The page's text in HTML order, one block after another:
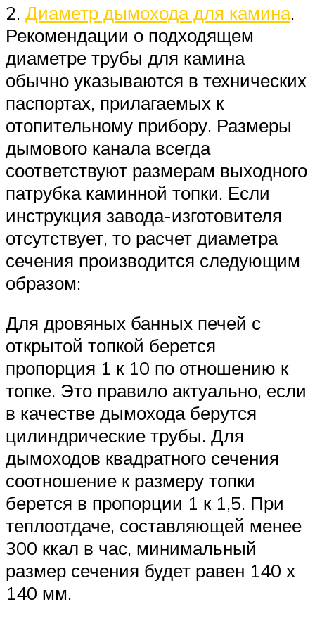
2. Диаметр дымохода для камина.
Рекомендации о подходящем
диаметре трубы для камина
обычно указываются в технических
паспортах, прилагаемых к
отопительному прибору. Размеры
дымового канала всегда
соответствуют размерам выходного
патрубка каминной топки. Если
инструкция завода-изготовителя
отсутствует, то расчет диаметра
сечения производится следующим
образом:
Для дровяных банных печей с
открытой топкой берется
пропорция 1 к 10 по отношению к
топке. Это правило актуально, если
в качестве дымохода берутся
цилиндрические трубы. Для
дымоходов квадратного сечения
соотношение к размеру топки
берется в пропорции 1 к 1,5. При
теплоотдаче, составляющей менее
300 ккал в час, минимальный
размер сечения будет равен 140 х
140 мм.